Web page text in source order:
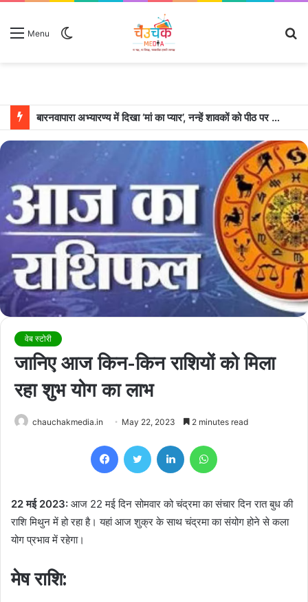
Menu
बारनवापारा अभ्यारण्य में दिखा ‘मां का प्यार’, नन्हें शावकों को पीठ पर बैठाकर घूमती दिखी मादा भालू
वेब स्टोरी
जानिए आज किन-किन राशियों को मिला
रहा शुभ योग का लाभ
chauchakmedia.in May 22, 2023 2 minutes read
FacebookTwitter LinkedIn
22 मई 2023: आज 22 मई दिन सोमवार को चंद्रमा का संचार दिन रात बुध की
राशि मिथुन में हो रहा है। यहां आज शुक्र के साथ चंद्रमा का संयोग होने से कला
योग प्रभाव में रहेगा।
मेष राशि: